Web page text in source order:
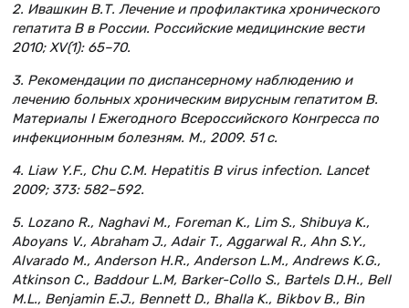
2. Ивашкин В.Т. Лечение и профилактика хронического
гепатита В в России. Российские медицинские вести
2010; XV(1): 65–70.
3. Рекомендации по диспансерному наблюдению и
лечению больных хроническим вирусным гепатитом В.
Материалы I Ежегодного Всероссийского Конгресса по
инфекционным болезням. М., 2009. 51 с.
4. Liaw Y.F., Chu C.M. Hepatitis В virus infection. Lancet
2009; 373: 582–592.
5. Lozano R., Naghavi M., Foreman K., Lim S., Shibuya K.,
Aboyans V., Abraham J., Adair T., Aggarwal R., Ahn S.Y.,
Alvarado M., Anderson H.R., Anderson L.M., Andrews K.G.,
Atkinson C., Baddour L.M, Barker-Collo S., Bartels D.H., Bell
M.L., Benjamin E.J., Bennett D., Bhalla K., Bikbov B., Bin